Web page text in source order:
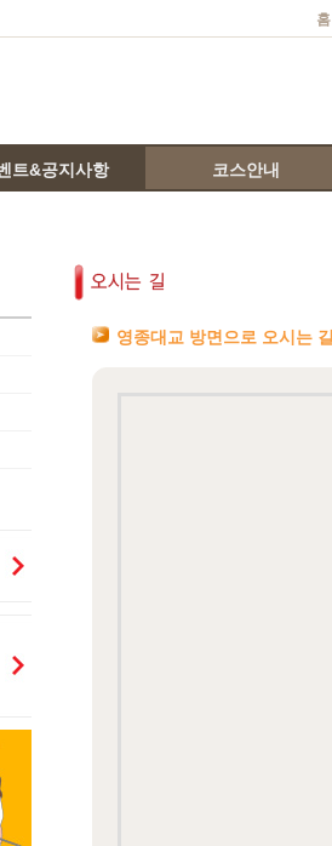
홈
트&공지사항 코스안내
영종대교 방면으로 오시는 길